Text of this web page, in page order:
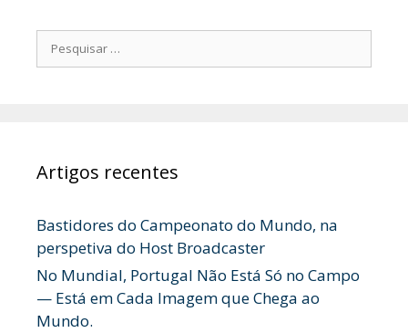
Pesquisar
por:
Artigos recentes
Bastidores do Campeonato do Mundo, na
perspetiva do Host Broadcaster
No Mundial, Portugal Não Está Só no Campo
— Está em Cada Imagem que Chega ao
Mundo.